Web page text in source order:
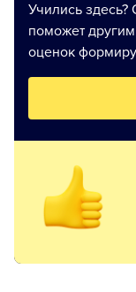
Учились здесь?
поможет
оценок